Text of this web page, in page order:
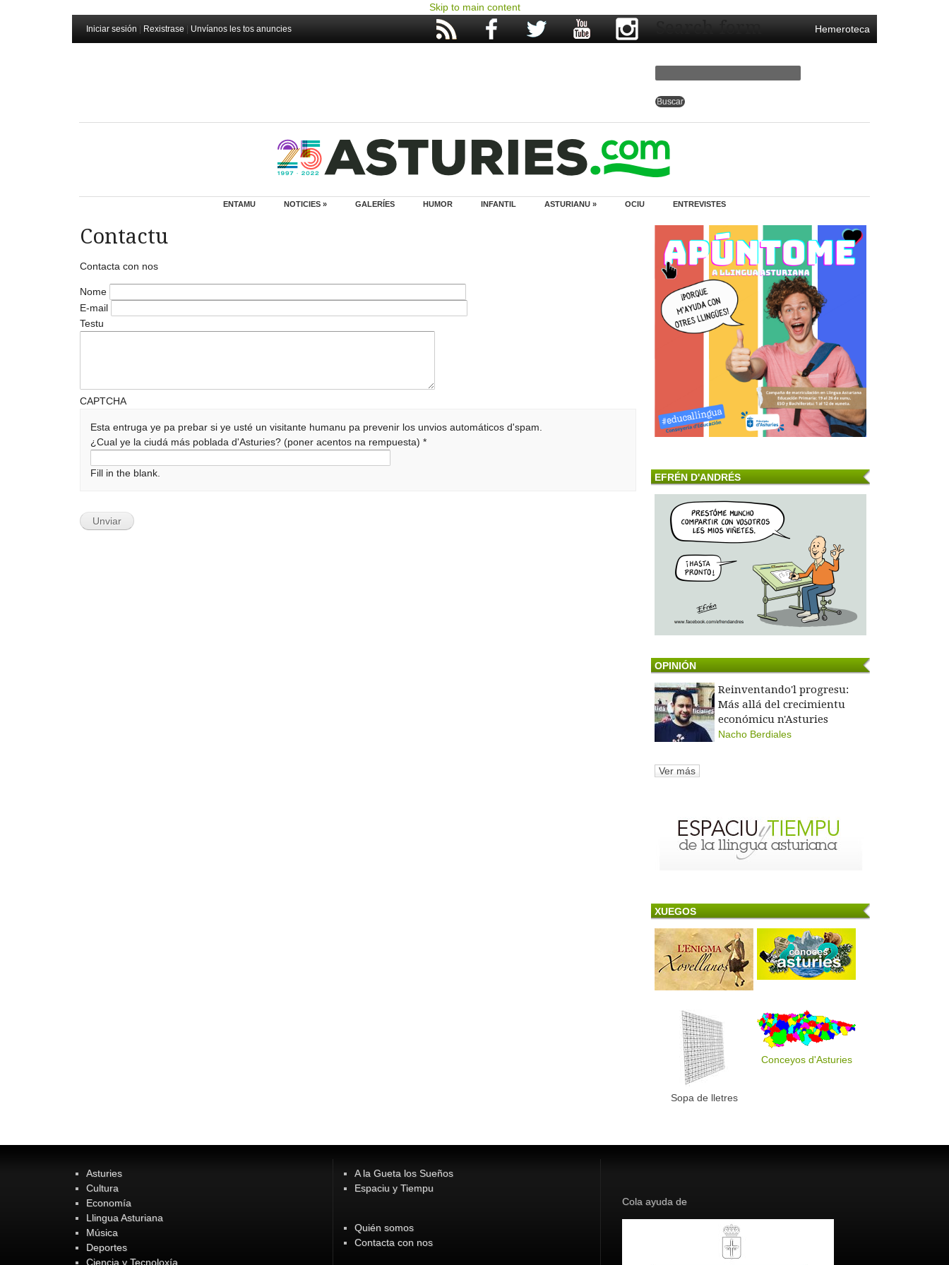
Skip to main content
Iniciar sesión Rexistrase Unvíanos les tos anuncies Hemeroteca
Search form
ENTAMU NOTICIES » GALERÍES HUMOR INFANTIL ASTURIANU » OCIU ENTREVISTES
Contactu
Contacta con nos
Nome
E-mail
Testu
CAPTCHA
Esta entruga ye pa prebar si ye usté un visitante humanu pa prevenir los unvios automáticos d'spam.
¿Cual ye la ciudá más poblada d'Asturies? (poner acentos na rempuesta)*
Fill in the blank. EFRÉN D'ANDRÉS
OPINIÓN
Reinventando'l progresu:
Más allá del crecimientu
económicu n'Asturies
Nacho Berdiales
Ver más
XUEGOS
Sopa de lletres
Conceyos d'Asturies
Asturies
Cultura
Economía
Llingua Asturiana
Música
Deportes
Ciencia y Tecnoloxía
A la Gueta los Sueños
Espaciu y Tiempu
Quién somos
Contacta con nos
Cola ayuda de